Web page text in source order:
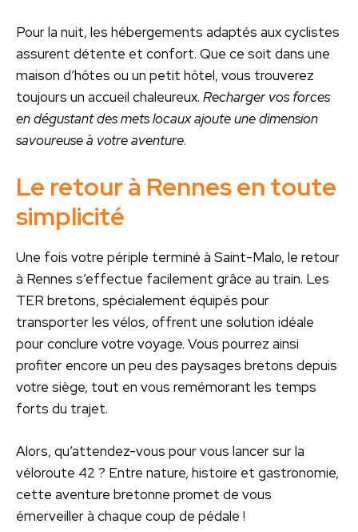
Pour la nuit, les hébergements adaptés aux cyclistes
assurent détente et confort. Que ce soit dans une
maison d’hôtes ou un petit hôtel, vous trouverez
toujours un accueil chaleureux. Recharger vos forces
en dégustant des mets locaux ajoute une dimension
savoureuse à votre aventure.
Le retour à Rennes en toute
simplicité
Une fois votre périple terminé à Saint-Malo, le retour
à Rennes s’effectue facilement grâce au train. Les
TER bretons, spécialement équipés pour
transporter les vélos, offrent une solution idéale
pour conclure votre voyage. Vous pourrez ainsi
profiter encore un peu des paysages bretons depuis
votre siège, tout en vous remémorant les temps
forts du trajet.
Alors, qu’attendez-vous pour vous lancer sur la
véloroute 42 ? Entre nature, histoire et gastronomie,
cette aventure bretonne promet de vous
émerveiller à chaque coup de pédale !